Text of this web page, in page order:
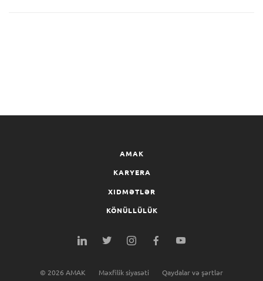
AMAK
KARYERA
XIDMƏTLƏR
KÖNÜLLÜLÜK
© 2026 AMAK Məxfilik siyasəti Qaydalar və şərtlər